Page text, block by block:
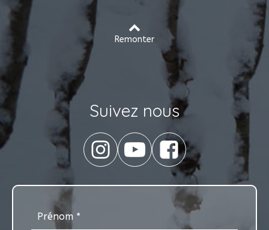
Remonter
Suivez nous